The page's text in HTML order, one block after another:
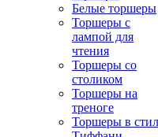
Белые торшеры
Торшеры с
лампой для
чтения
Торшеры со
столиком
Торшеры на
треноге
Торшеры в